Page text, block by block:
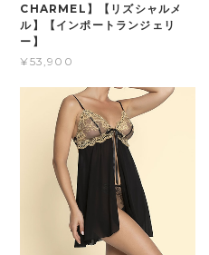
CHARMEL】【リズシャルメ
ル】【インポートランジェリ
ー】
¥53,900